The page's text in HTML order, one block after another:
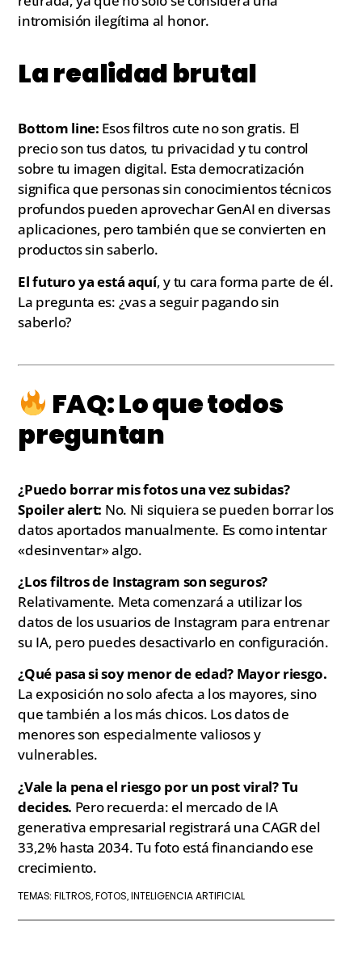
intromisión ilegítima al honor.
La realidad brutal
Bottom line: Esos filtros cute no son gratis. El
precio son tus datos, tu privacidad y tu control
sobre tu imagen digital. Esta democratización
significa que personas sin conocimientos técnicos
profundos pueden aprovechar GenAI en diversas
aplicaciones, pero también que se convierten en
productos sin saberlo.
El futuro ya está aquí, y tu cara forma parte de él.
La pregunta es: ¿vas a seguir pagando sin
saberlo?
FAQ: Lo que todos
preguntan
¿Puedo borrar mis fotos una vez subidas?
Spoiler alert: No. Ni siquiera se pueden borrar los
datos aportados manualmente. Es como intentar
«desinventar» algo.
¿Los filtros de Instagram son seguros?
Relativamente. Meta comenzará a utilizar los
datos de los usuarios de Instagram para entrenar
su IA, pero puedes desactivarlo en configuración.
¿Qué pasa si soy menor de edad? Mayor riesgo.
La exposición no solo afecta a los mayores, sino
que también a los más chicos. Los datos de
menores son especialmente valiosos y
vulnerables.
¿Vale la pena el riesgo por un post viral?Tu
decides. Pero recuerda: el mercado de IA
generativa empresarial registrará una CAGR del
33,2% hasta 2034. Tu foto está financiando ese
crecimiento.
TEMAS: FILTROS, FOTOS, INTELIGENCIA ARTIFICIAL